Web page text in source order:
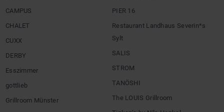
CAMPUS
CHALET
CUXX
DERBY
Esszimmer
gottlieb
Grillroom Münster
PIER 16
Restaurant Landhaus Severin*s
Sylt
SALIS
STROM
TANÖSHI
The LOUIS Grillroom